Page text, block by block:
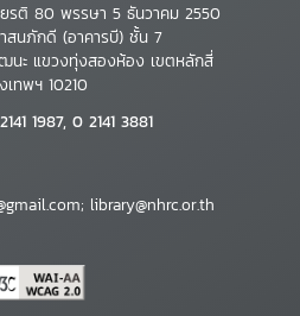
ยรติ 80 พรรษา 5 ธันวาคม 2550
สนภักดี (อาคารบี) ชั้น 7
นะ แขวงทุ่งสองห้อง เขตหลักสี่
เทพฯ 10210
1987, 0 2141 3881
library@nhrc.or.th